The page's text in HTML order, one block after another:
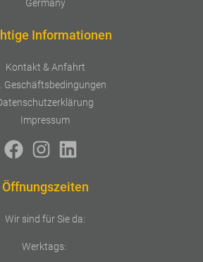
Germany
Informationen
Kontakt & Anfahrt
Geschäftsbedingungen
Impressum
Öffnungszeiten
Wir sind für Sie da:
Werktags: